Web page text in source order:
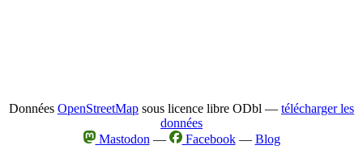
Données OpenStreetMap sous licence libre ODbl — télécharger les
données
Mastodon — Facebook— Blog